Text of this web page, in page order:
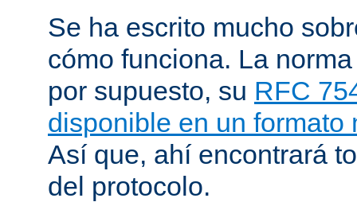
Se ha escrito mucho
cómo funciona. La
por supuesto, su RFC
disponible en un formato
Así que, ahí encontrará
del protocolo.